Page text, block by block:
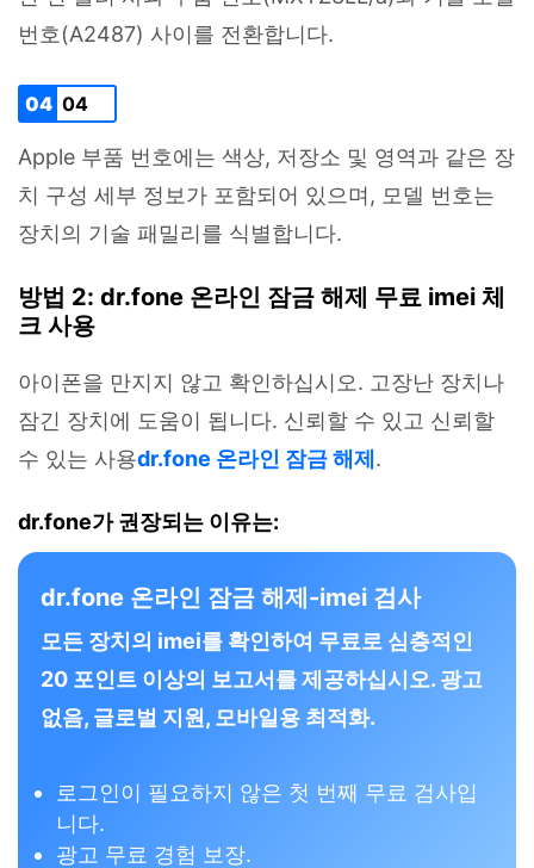
번호(A2487) 사이를 전환합니다.
04 04
Apple 부품 번호에는 색상, 저장소 및 영역과 같은 장
치 구성 세부 정보가 포함되어 있으며, 모델 번호는
장치의 기술 패밀리를 식별합니다.
방법 2: dr.fone 온라인 잠금 해제 무료 imei 체
크 사용
아이폰을 만지지 않고 확인하십시오. 고장난 장치나
잠긴 장치에 도움이 됩니다. 신뢰할 수 있고 신뢰할
수 있는 사용dr.fone 온라인 잠금 해제.
dr.fone가 권장되는 이유는:
dr.fone 온라인 잠금 해제-imei 검사
모든 장치의 imei를 확인하여 무료로 심층적인
20 포인트 이상의 보고서를 제공하십시오. 광고
없음, 글로벌 지원, 모바일용 최적화.
로그인이 필요하지 않은 첫 번째 무료 검사입
니다.
광고 무료 경험 보장.